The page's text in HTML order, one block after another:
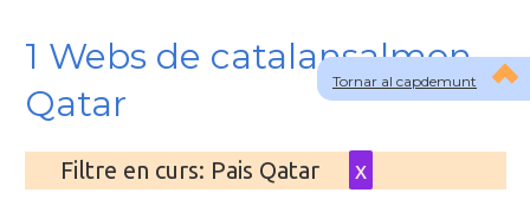
Tornar al capdemunt
1 Webs de catalansalmon
Qatar
Filtre en curs: Pais Qatar x